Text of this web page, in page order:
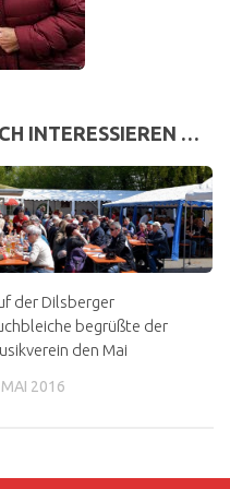
INTERESSIEREN …
der Dilsberger
begrüßte der
den Mai
MAI 2016